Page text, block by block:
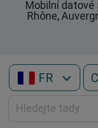
Mobilní datové
Rhône,
FR